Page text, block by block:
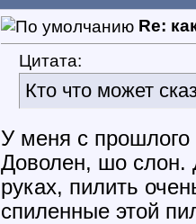
Re:
Цитата:
Кто что может
У меня с прошлого
Доволен, шо слон.
руках, пилить
спиленные этой